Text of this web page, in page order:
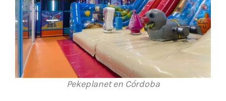
Pekeplanet en Córdoba